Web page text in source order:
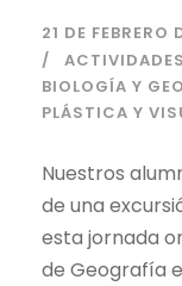
21 DE FEBRERO
BIOLOGÍA Y
PLÁSTICA Y
Nuestros
de una
esta jornada
de Geografía